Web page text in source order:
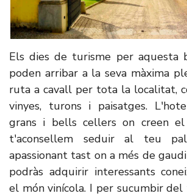
Els dies de turisme per aquesta
poden arribar a la seva màxima
ruta a cavall per tota la localitat,
vinyes, turons i paisatges.
grans i bells cellers on creen
t'aconsellem seduir al teu
apassionant tast on a més de
podràs adquirir interessants
el món vinícola. I per sucumbir